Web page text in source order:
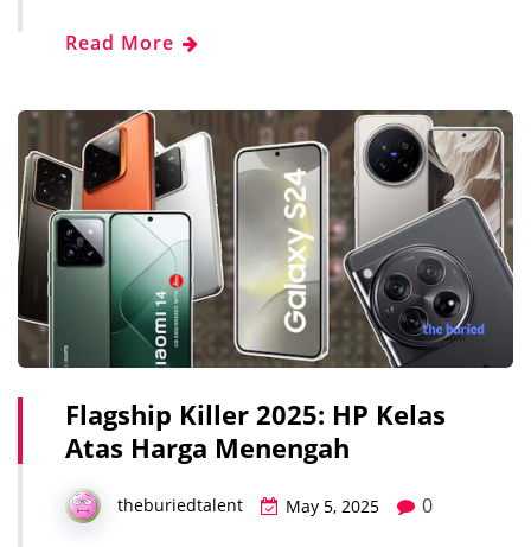
Read More
Flagship Killer 2025: HP Kelas
Atas Harga Menengah
theburiedtalent May 5, 2025 0